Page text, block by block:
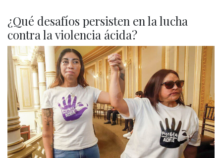
¿Qué desafíos persisten en la lucha
contra la violencia ácida?